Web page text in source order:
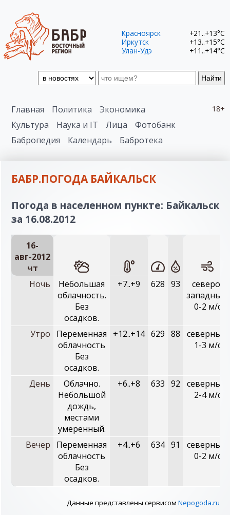
Найти
Красноярск
+21..+13°C
Иркутск
+13..+15°C
Улан-Удэ
+11..+14°C
18+
Главная Политика
Экономика
Культура
Наука и IT Лица
Фотобанк
Бабропедия
Календарь Бабротека
БАБР.ПОГОДА БАЙКАЛЬСК
Погода в населенном пункте: Байкальск
за 16.08.2012
16-
авг-2012
чт
Ночь
Небольшая
облачность.
Без
осадков.
+7..+9 628 93
северо-
западный,
0-2 м/с
Утро
Переменная
облачность
Без
осадков.
+12..+14 629 88
северный,
1-3 м/с
День
Облачно.
Небольшой
дождь,
местами
умеренный.
+6..+8 633 92
северный,
2-4 м/с
Вечер
Переменная
облачность
Без
осадков.
+4..+6 634 91
северный,
0-2 м/с
Данные представлены сервисом Nepogoda.ru